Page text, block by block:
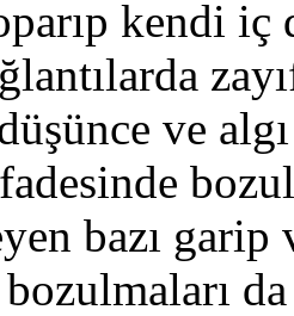
kendi iç
ve
bazı garip